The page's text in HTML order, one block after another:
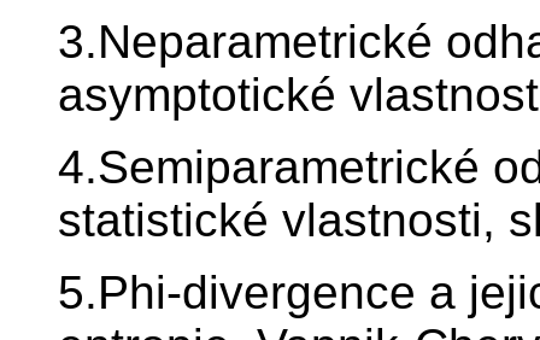
3.Neparametrické
asymptotické
4.Semiparametrické
statistické vlastnosti,
5.Phi-divergence a